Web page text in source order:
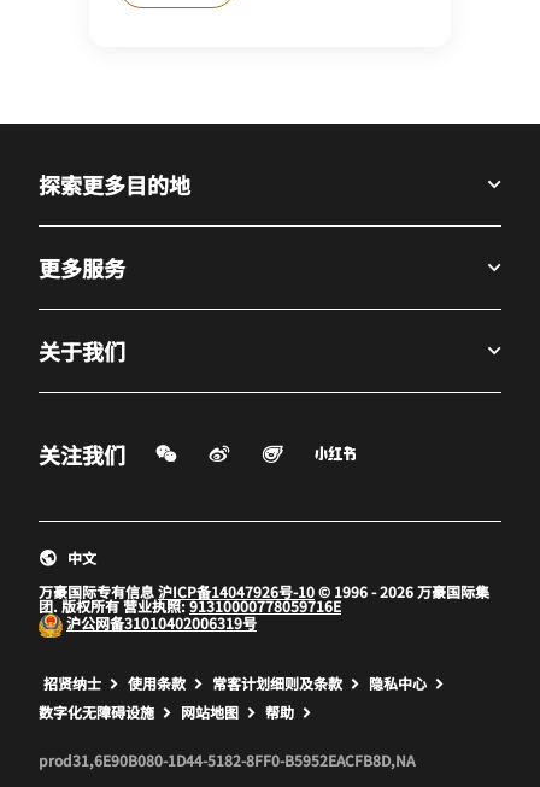
探索更多目的地
更多服务
关于我们
关注我们 微信扫一扫
微博
打开新窗口
飞猪
打开新窗口打开新窗口
万豪国际专有信息沪ICP备14047926号-10© 1996 - 2026 万豪国际集
团. 版权所有 营业执照:91310000778059716E
沪公网备31010402006319号
中文
招贤纳士 打开新窗口
使用条款 打开新窗口
常客计划细则及条款 打开新窗口
隐私中心
数字化无障碍设施
网站地图 帮助
prod31,6E90B080-1D44-5182-8FF0-B5952EACFB8D,NA